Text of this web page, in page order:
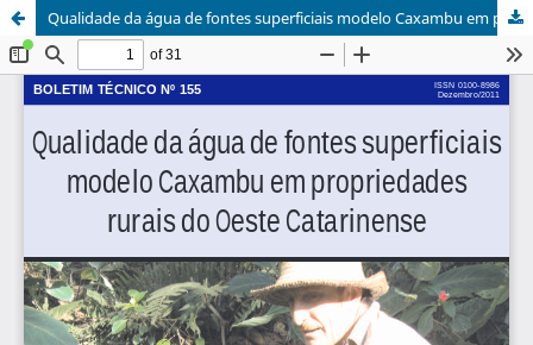
Qualidade da água de fontes superficiais modelo Caxambu em propriedades rurais do Oeste Catarinense